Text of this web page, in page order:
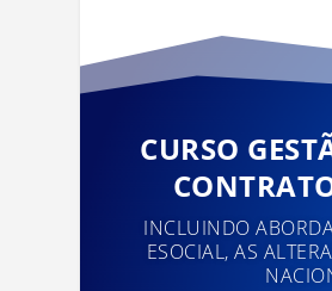
CURSO
INCLUINDO
ESOCIAL, AS